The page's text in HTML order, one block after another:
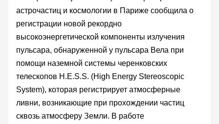
астрочастиц и космологии в Париже сообщила о
регистрации новой рекордно
высокоэнергетической компоненты излучения
пульсара, обнаруженной у пульсара Вела при
помощи наземной системы черенковских
телескопов H.E.S.S. (High Energy Stereoscopic
System), которая регистрирует атмосферные
ливни, возникающие при прохождении частиц
сквозь атмосферу Земли. В работе